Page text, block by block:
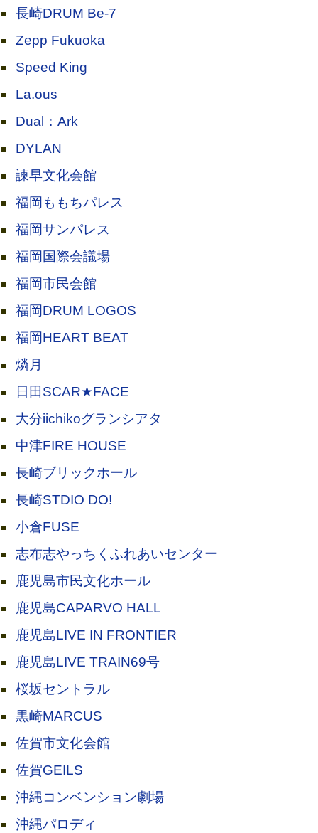
長崎DRUM Be-7
Zepp Fukuoka
Speed King
La.ous
Dual：Ark
DYLAN
諫早文化会館
福岡ももちパレス
福岡サンパレス
福岡国際会議場
福岡市民会館
福岡DRUM LOGOS
福岡HEART BEAT
燐月
日田SCAR★FACE
大分iichikoグランシアタ
中津FIRE HOUSE
長崎ブリックホール
長崎STDIO DO!
小倉FUSE
志布志やっちくふれあいセンター
鹿児島市民文化ホール
鹿児島CAPARVO HALL
鹿児島LIVE IN FRONTIER
鹿児島LIVE TRAIN69号
桜坂セントラル
黒崎MARCUS
佐賀市文化会館
佐賀GEILS
沖縄コンベンション劇場
沖縄パロディ